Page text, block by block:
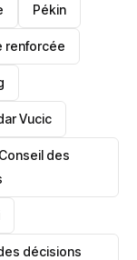
Pékin
renforcée
Vucic
des
décisions